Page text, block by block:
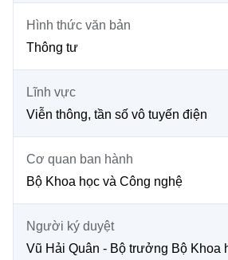
BỘ KHOA HỌC VÀ CÔNG
Điều khoản sử dụng
Cơ quan chủ quản: Bộ Khoa học và Công
Chịu trách nhiệm nội dung: Nguyễn Thị Hải
Giám đốc Trung tâm Truyền thông Khoa
Điện thoại: 024 3936 9506
Email:stc@mst.gov.vn
Hình thức văn bản
Thông tư
Lĩnh vực
Viễn thông, tần số vô tuyến điện
Cơ quan ban hành
Bộ Khoa học và Công nghệ
Người ký duyệt
Vũ Hải Quân - Bộ trưởng Bộ Khoa